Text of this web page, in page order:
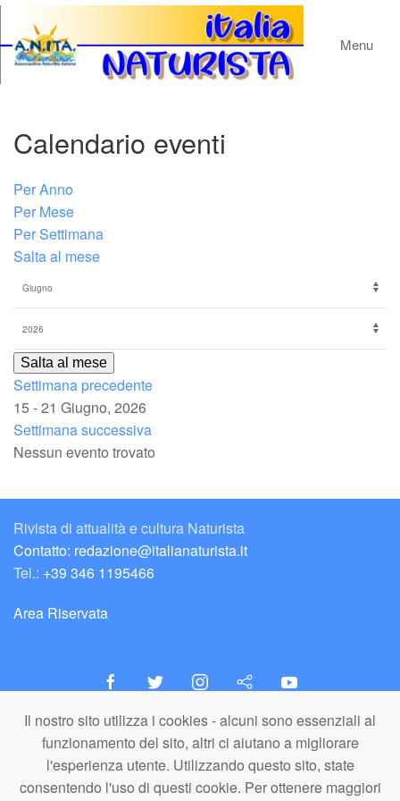
Il nostro sito utilizza i cookies - alcuni sono essenziali al
funzionamento del sito, altri ci aiutano a migliorare
l'esperienza utente. Utilizzando questo sito, state
consentendo l'uso di questi cookie. Per ottenere maggiori
Menu
Calendario eventi
Per Anno
Per Mese
Per Settimana
Salta al mese
Salta al mese
Settimana precedente
15 - 21 Giugno, 2026
Settimana successiva
Nessun evento trovato
Rivista di attualità e cultura Naturista
Contatto: redazione@italianaturista.it
Tel.: +39 346 1195466
Area Riservata
italiaNATURISTA
Editore e Redazione
A.N.ITA. Associazione Naturista Italiana (APS)
C.F. 80203710159